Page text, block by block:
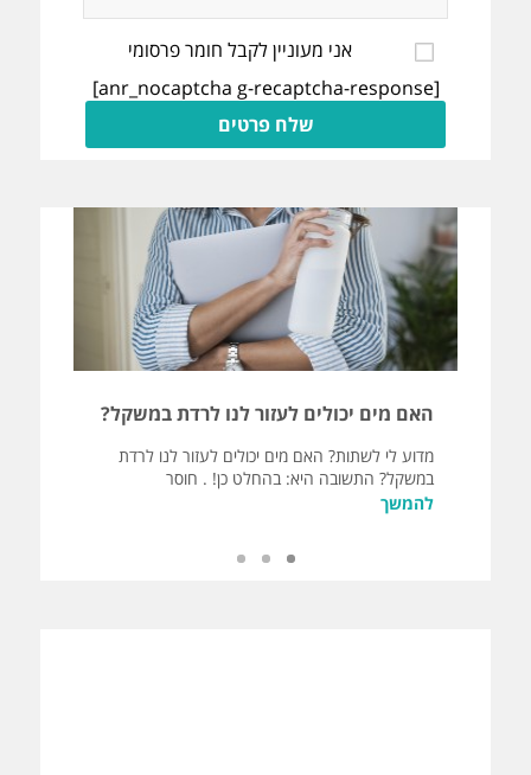
אני מעוניין לקבל חומר פרסומי
[anr_nocaptcha g-recaptcha-response]
האם מים יכולים לעזור לנו לרדת במשקל?
מדוע לי לשתות? האם מים יכולים לעזור לנו לרדת
במשקל? התשובה היא: בהחלט כן! . חוסר
להמשך